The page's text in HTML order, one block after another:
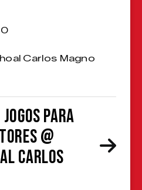
Carlos Magno
Jogos para
@
Carlos